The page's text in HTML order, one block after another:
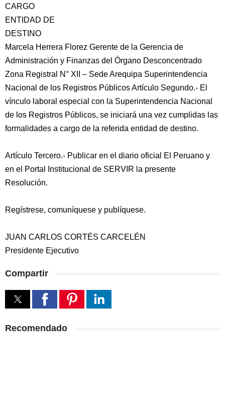
CARGO
ENTIDAD DE
DESTINO
Marcela Herrera Florez Gerente de la Gerencia de
Administración y Finanzas del Órgano Desconcentrado
Zona Registral N° XII – Sede Arequipa Superintendencia
Nacional de los Registros Públicos Artículo Segundo.- El
vínculo laboral especial con la Superintendencia Nacional
de los Registros Públicos, se iniciará una vez cumplidas las
formalidades a cargo de la referida entidad de destino.
Artículo Tercero.- Publicar en el diario oficial El Peruano y
en el Portal Institucional de SERVIR la presente
Resolución.
Regístrese, comuníquese y publíquese.
JUAN CARLOS CORTÉS CARCELÉN
Presidente Ejecutivo
Compartir
Recomendado